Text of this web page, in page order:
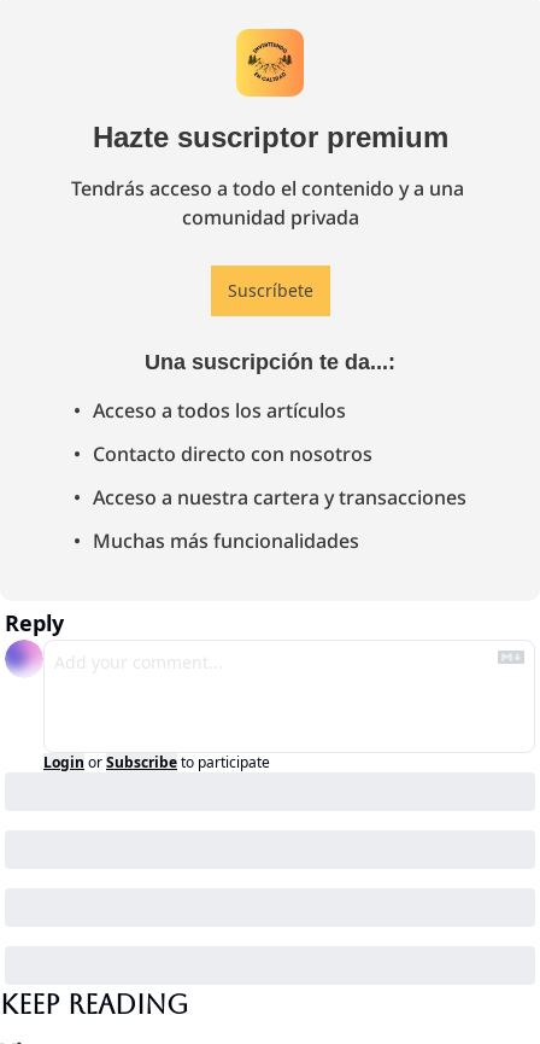
Hazte suscriptor premium
Tendrás acceso a todo el contenido y a una
comunidad privada
Suscríbete
Una suscripción te da...:
Acceso a todos los artículos
Contacto directo con nosotros
Acceso a nuestra cartera y transacciones
Muchas más funcionalidades
Reply
Login orSubscribeto participate
Keep Reading